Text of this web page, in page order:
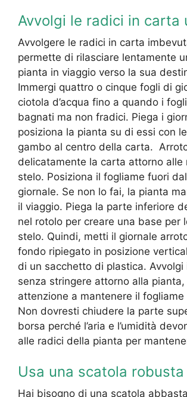
Avvolgi le radici in carta
Avvolgere le radici in carta
permette di rilasciare lentamente
pianta in viaggio verso la sua
Immergi quattro o cinque fogli di
ciotola d’acqua fino a quando i
bagnati ma non fradici. Piega i
posiziona la pianta su di essi con
gambo al centro della carta.
delicatamente la carta attorno alle
stelo. Posiziona il fogliame fuori
giornale. Se non lo fai, la pianta
il viaggio. Piega la parte inferiore
nel rotolo per creare una base per
stelo. Quindi, metti il ​​giornale
fondo ripiegato in posizione
di un sacchetto di plastica.
senza stringere attorno alla
attenzione a mantenere il
Non dovresti chiudere la parte
borsa perché l’aria e l’umidità
alle radici della pianta per
Usa una scatola robusta
Hai bisogno di una scatola